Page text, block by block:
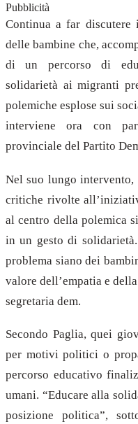
Pubblicità
Continua a far
delle bambine che,
di un percorso di
solidarietà ai migranti
polemiche esplose sui
interviene ora con
provinciale del Partito
Nel suo lungo intervento,
critiche rivolte
al centro della polemica
in un gesto di
problema siano dei
valore dell’empatia e
segretaria dem.
Secondo Paglia, quei
per motivi politici o
percorso educativo
umani. “Educare alla
posizione politica”,